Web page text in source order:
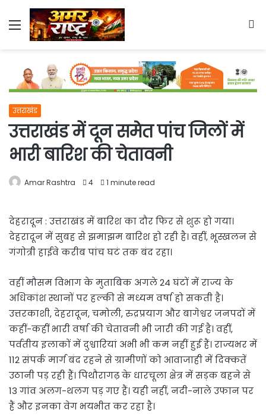
Menu
उत्तराखंड
उत्तराखंड में दून समेत पांच जिलों में
भारी बारिश की चेतावनी
Amar Rashtra 4 1 minute read
देहरादून : उत्तराखंड में बारिश का दौर फिर से शुरू हो गया।
देहरादून में सुबह से झमाझम बारिश हो रही है। वहीं, भूस्खलन से
गंगोत्री हाईवे करीब पांच घटं तक बंद रहा।
वहीं मौसम विभाग के मुताबिक अगले 24 घंटों में राज्य के
अधिकांश स्थानों पर हल्की से मध्यम वर्षा हो सकती है।
उत्तरकाशी, देहरादून, चमोली, रुद्रप्रयाग और बागेश्वर जनपदों में
कहीं-कहीं भारी वर्षा की चेतावनी भी जारी की गई है। वहीं,
पर्वतीय इलाकों में दुश्वारियां अभी भी कम नहीं हुई हैं। राज्यभर में
112 संपर्क मार्ग बंद रहने से ग्रामीणों को आवाजाही में दिक्कतें
उठानी पड़ रही हैं। पिथौरागढ़ के धारचूला क्षेत्र में सड़क बहने से
13 गांव अलग-थलग पड़ गए हैं। यही नहीं, नदी-नाले उफान पर
हैं और इनका वेग भयभीत कर रहा है।